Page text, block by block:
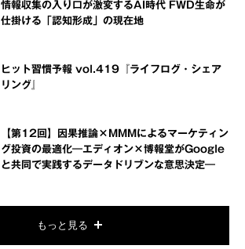
情報収集の入り口が激変するAI時代 FWD生命が
仕掛ける「認知形成」の現在地
ヒット習慣予報 vol.419『ライフログ・シェア
リング』
【第12回】因果推論×MMMによるマーケティン
グ投資の最適化―エディオン×博報堂がGoogle
と共同で実践するデータドリブンな意思決定―
もっと見る